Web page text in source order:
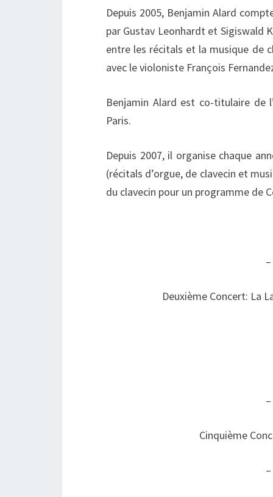
Depuis 2005, Benjamin Alard
par Gustav Leonhardt et Sigiswald
entre les récitals et la musique de
avec le violoniste François
Benjamin Alard est co-titulaire de
Paris.
Depuis 2007, il organise chaque
(récitals d’orgue, de clavecin et
du clavecin pour un programme de
Deuxième Concert: La
Cinquième